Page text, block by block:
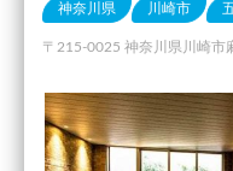
神奈川県 川崎市
〒215-0025 神奈川県川崎市